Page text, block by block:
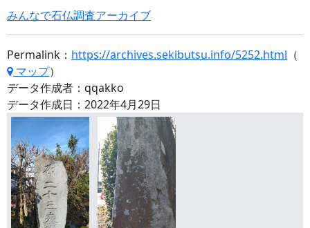
みんなで石仏調査アーカイブ
Permalink： https://archives.sekibutsu.info/5252.html （
マップ）
データ作成者：qqakko
データ作成日：2022年4月29日